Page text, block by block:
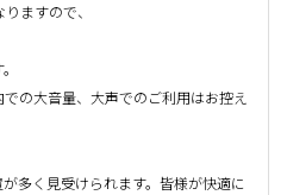
ますので、
の大音量、大声でのご利用はお控え
多く見受けられます。皆様が快適に